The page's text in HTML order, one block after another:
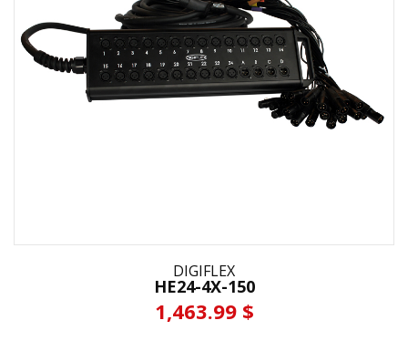
DIGIFLEX
HE24-4X-150
1,463.99 $